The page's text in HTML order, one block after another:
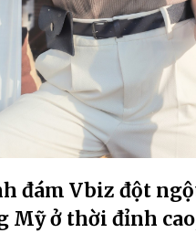
đám Vbiz đột
Mỹ ở thời đỉnh